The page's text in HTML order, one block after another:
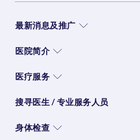
最新消息及推广
医院简介
医疗服务
搜寻医生 / 专业服务人员
身体检查